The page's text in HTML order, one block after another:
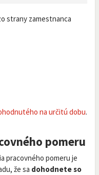
strany zamestnanca
na určitú dobu.
pomeru
pracovného pomeru je
že sa dohodnete so